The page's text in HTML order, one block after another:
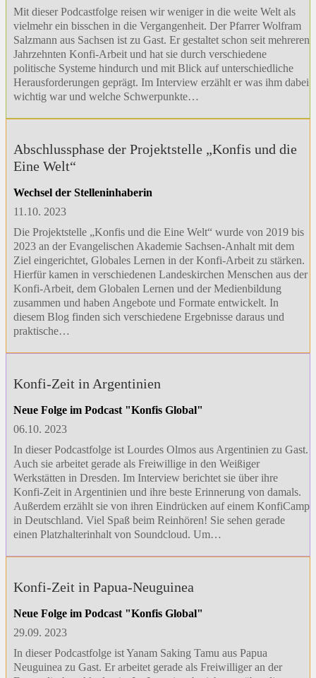
Mit dieser Podcastfolge reisen wir weniger in die weite Welt als
vielmehr ein bisschen in die Vergangenheit. Der Pfarrer Wolfram
Salzmann aus Sachsen ist zu Gast. Er gestaltet schon seit mehreren
Jahrzehnten Konfi-Arbeit und hat sie durch verschiedene
politische Systeme hindurch und mit Blick auf unterschiedliche
Herausforderungen geprägt. Im Interview erzählt er was ihm dabei
wichtig war und welche Schwerpunkte…
Abschlussphase der Projektstelle „Konfis und die
Eine Welt“
Wechsel der Stelleninhaberin
11.10. 2023
Die Projektstelle „Konfis und die Eine Welt“ wurde von 2019 bis
2023 an der Evangelischen Akademie Sachsen-Anhalt mit dem
Ziel eingerichtet, Globales Lernen in der Konfi-Arbeit zu stärken.
Hierfür kamen in verschiedenen Landeskirchen Menschen aus der
Konfi-Arbeit, dem Globalen Lernen und der Medienbildung
zusammen und haben Angebote und Formate entwickelt. In
diesem Blog finden sich verschiedene Ergebnisse daraus und
praktische…
Konfi-Zeit in Argentinien
Neue Folge im Podcast "Konfis Global"
06.10. 2023
In dieser Podcastfolge ist Lourdes Olmos aus Argentinien zu Gast.
Auch sie arbeitet gerade als Freiwillige in den Weißiger
Werkstätten in Dresden. Im Interview berichtet sie über ihre
Konfi-Zeit in Argentinien und ihre beste Erinnerung von damals.
Außerdem erzählt sie von ihren Eindrücken auf einem KonfiCamp
in Deutschland. Viel Spaß beim Reinhören! Sie sehen gerade
einen Platzhalterinhalt von Soundcloud. Um…
Konfi-Zeit in Papua-Neuguinea
Neue Folge im Podcast "Konfis Global"
29.09. 2023
In dieser Podcastfolge ist Yanam Saking Tamu aus Papua
Neuguinea zu Gast. Er arbeitet gerade als Freiwilliger an der